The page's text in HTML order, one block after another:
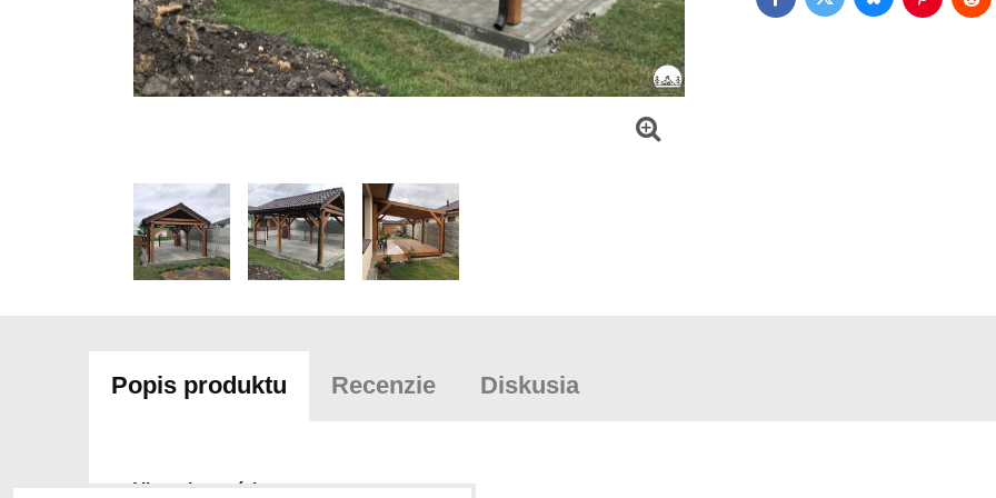
FacebookTwitter Pinterest
Popis produktu Recenzie Diskusia
Viac z kategórie